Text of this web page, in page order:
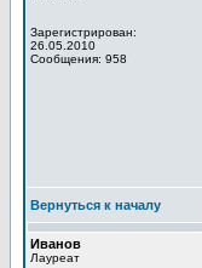
Зарегистрирован:
26.05.2010
Сообщения: 958
Вернуться к началу
Иванов
Лауреат